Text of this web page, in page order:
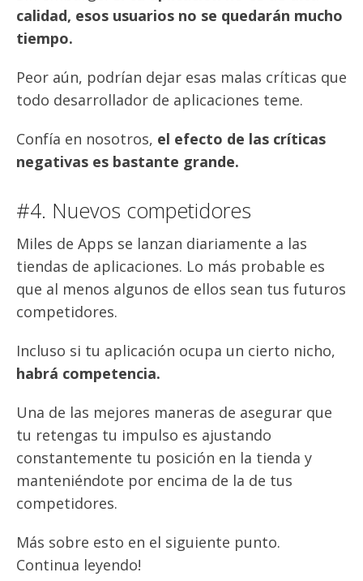
calidad, esos usuarios no se quedarán mucho
tiempo.
Peor aún, podrían dejar esas malas críticas que
todo desarrollador de aplicaciones teme.
Confía en nosotros, el efecto de las críticas
negativas es bastante grande.
#4. Nuevos competidores
Miles de Apps se lanzan diariamente a las
tiendas de aplicaciones. Lo más probable es
que al menos algunos de ellos sean tus futuros
competidores.
Incluso si tu aplicación ocupa un cierto nicho,
habrá competencia.
Una de las mejores maneras de asegurar que
tu retengas tu impulso es ajustando
constantemente tu posición en la tienda y
manteniéndote por encima de la de tus
competidores.
Más sobre esto en el siguiente punto.
Continua leyendo!